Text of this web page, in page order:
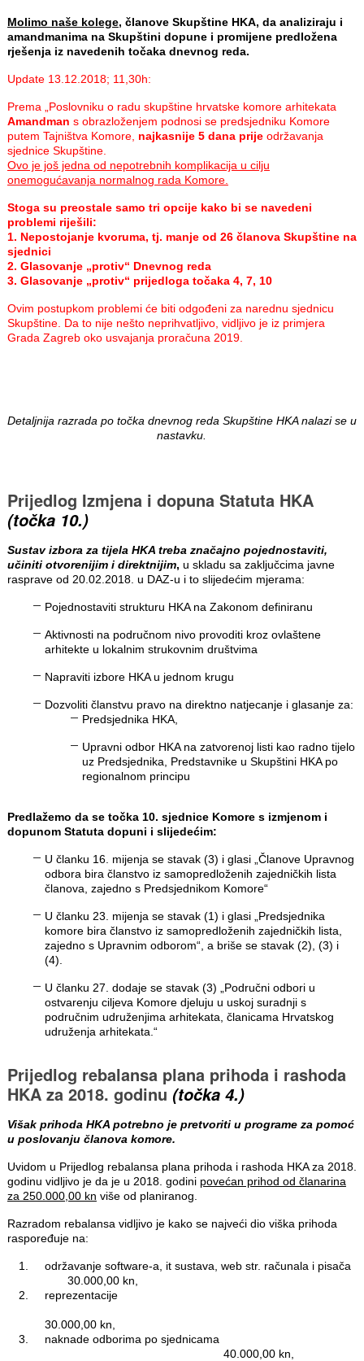
Molimo naše kolege, članove Skupštine HKA, da analiziraju i
amandmanima na Skupštini dopune i promijene predložena
rješenja iz navedenih točaka dnevnog reda.
Update 13.12.2018; 11,30h:
Prema „Poslovniku o radu skupštine hrvatske komore arhitekata
Amandman s obrazloženjem podnosi se predsjedniku Komore
putem Tajništva Komore, najkasnije 5 dana prije održavanja
sjednice Skupštine.
Ovo je još jedna od nepotrebnih komplikacija u cilju
onemogućavanja normalnog rada Komore.
Stoga su preostale samo tri opcije kako bi se navedeni
problemi riješili:
1. Nepostojanje kvoruma, tj. manje od 26 članova Skupštine na
sjednici
2. Glasovanje „protiv“ Dnevnog reda
3. Glasovanje „protiv“ prijedloga točaka 4, 7, 10
Ovim postupkom problemi će biti odgođeni za narednu sjednicu
Skupštine. Da to nije nešto neprihvatljivo, vidljivo je iz primjera
Grada Zagreb oko usvajanja proračuna 2019.
Detaljnija razrada po točka dnevnog reda Skupštine HKA nalazi se u
nastavku.
Prijedlog Izmjena i dopuna Statuta HKA
(točka 10.)
Sustav izbora za tijela HKA treba značajno pojednostaviti,
učiniti otvorenijim i direktnijim, u skladu sa zaključcima javne
rasprave od 20.02.2018. u DAZ-u i to slijedećim mjerama:
Pojednostaviti strukturu HKA na Zakonom definiranu
Aktivnosti na područnom nivo provoditi kroz ovlaštene
arhitekte u lokalnim strukovnim društvima
Napraviti izbore HKA u jednom krugu
Dozvoliti članstvu pravo na direktno natjecanje i glasanje za:
Predsjednika HKA,
Upravni odbor HKA na zatvorenoj listi kao radno tijelo
uz Predsjednika, Predstavnike u Skupštini HKA po
regionalnom principu
Predlažemo da se točka 10. sjednice Komore s izmjenom i
dopunom Statuta dopuni i slijedećim:
U članku 16. mijenja se stavak (3) i glasi „Članove Upravnog
odbora bira članstvo iz samopredloženih zajedničkih lista
članova, zajedno s Predsjednikom Komore“
U članku 23. mijenja se stavak (1) i glasi „Predsjednika
komore bira članstvo iz samopredloženih zajedničkih lista,
zajedno s Upravnim odborom“, a briše se stavak (2), (3) i
(4).
U članku 27. dodaje se stavak (3) „Područni odbori u
ostvarenju ciljeva Komore djeluju u uskoj suradnji s
područnim udruženjima arhitekata, članicama Hrvatskog
udruženja arhitekata.“
Prijedlog rebalansa plana prihoda i rashoda
HKA za 2018. godinu (točka 4.)
Višak prihoda HKA potrebno je pretvoriti u programe za pomoć
u poslovanju članova komore.
Uvidom u Prijedlog rebalansa plana prihoda i rashoda HKA za 2018.
godinu vidljivo je da je u 2018. godini povećan prihod od članarina
za 250.000,00 kn više od planiranog.
Razradom rebalansa vidljivo je kako se najveći dio viška prihoda
raspoređuje na:
održavanje software-a, it sustava, web str. računala i pisača
30.000,00 kn,
reprezentacije
30.000,00 kn,
naknade odborima po sjednicama
40.000,00 kn,